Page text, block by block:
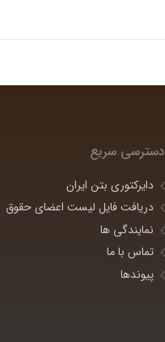
دسترسی سریع
دایرکتوری بتن ایران
دریافت فایل لیست اعضای حقوق
نمایندگی ها
تماس با ما
پیوندها